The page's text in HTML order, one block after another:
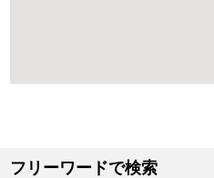
フリーワードで検索